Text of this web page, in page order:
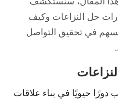
حل النزاعات وكيف
في تحقيق التواصل
دورًا حيويًا في بناء علاقات